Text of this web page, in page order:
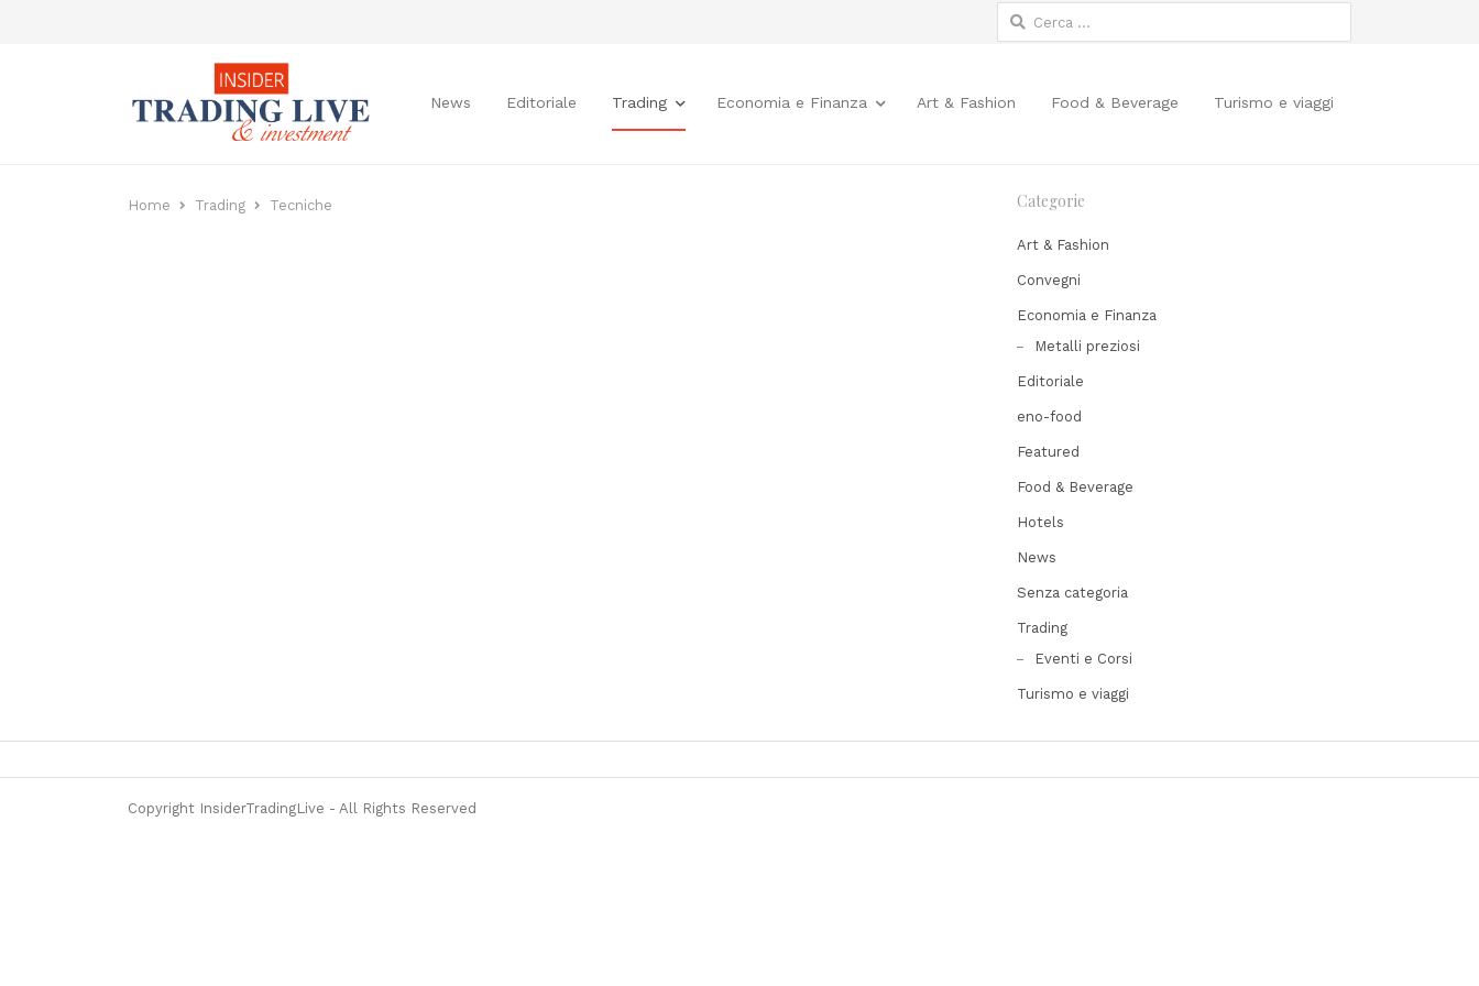
Ricerca
per:
News Editoriale Trading Economia e Finanza Art & Fashion Food & Beverage Turismo e viaggi
Home Trading Tecniche Categorie
Art & Fashion
Convegni
Economia e Finanza
Metalli preziosi
Editoriale
eno-food
Featured
Food & Beverage
Hotels
News
Senza categoria
Trading
Eventi e Corsi
Turismo e viaggi
Copyright InsiderTradingLive - All Rights Reserved